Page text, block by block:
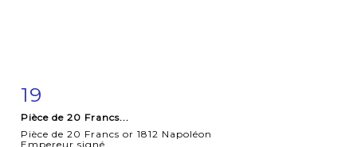
19
Pièce de 20 Francs...
Pièce de 20 Francs or 1812 Napoléon
Empereur signé...